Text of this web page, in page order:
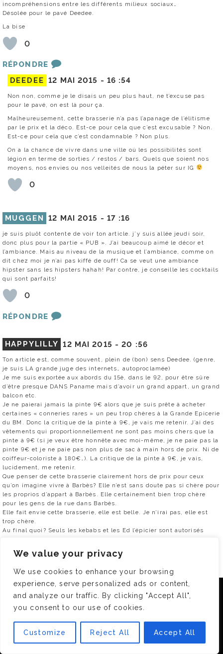
We value your privacy
We use cookies to enhance your browsing
experience, serve personalized ads or content,
and analyze our traffic. By clicking "Accept All",
you consent to our use of cookies.
Customize Reject All Accept All
incompréhensions entre les différents milieux sociaux…
Désolée pour le pavé Deedee.
La bise
0
RÉPONDRE
DEEDEE 12 MAI 2015 - 16 :54
Non non, comme je le disais un peu plus haut, ne t’excuse pas
pour le pavé, on est là pour ça.
Malheureusement, cette brasserie n’a pas l’apanage de l’élitisme
par le prix et la déco. Est-ce pour cela que c’est excusable ? Non.
Est-ce pour cela que c’est condamnable ? Non plus.
On a la chance de vivre dans une ville où les possibilités sont
légion en terme de sorties / restos / bars. Quels que soient nos
moyens, nos envies ou nos velleités de nous la péter sur IG
0
MUGGEN 12 MAI 2015 - 17 :16
je suis pluôt contente de voir ton article. j’y suis allée jeudi soir,
donc plus pour la partie « PUB ». J’ai beaucoup aimé le décor et
l’ambiance. Mais au niveau de la musique et l’ambiance, comme on
dit chez moi je n’ai pas kiffé de ouff! Ca se veut une ambiance
hipster sans les hipsters hahah! Par contre, je conseille les cocktails
qui sont parfaits!
0
RÉPONDRE
HAPPYLILLY 12 MAI 2015 -20 :56
Ton article est, comme souvent, plein de (bon) sens Deedee. (genre,
je suis LA grande juge des internets… autoproclamée)
Je me suis exportée aux abords du 15è, dans le 92, pour être sûre
d’être presque DANS Paname mais d’avoir un grand appart, un grand
balcon etc.
Je ne paierai jamais la pinte 9€ alors que je suis prête à acheter
certaines « conneries rares » un peu trop chères à la Grande Epicerie
du BM. Donc la critique de la pinte à 9€, je vais me retenir. J’ai des
vêtements qui proportionnellement ne sont pas moins chers que la
pinte à 9€ (si je veux être honnête avec moi-même, je ne paie pas la
pinte 9€ et je ne paie pas non plus de sac à main hors de prix. Ni de
coiffeur-coloriste à 180€…). La critique de la pinte à 9€, je vais,
lucidement, me retenir.
Que penser de cette brasserie clairement hors de prix pour ceux
qu’on imagine vivre à Barbès? Elle n’est sans doute pas si chère pour
les proprios d’appart à Barbès. Elle certainement bien trop chère
pour les gens de la rue dans Barbès.
Elle fait envie cette brasserie, elle est belle. Je n’irai pas, elle est
trop chère.
Au final quoi? Seuls les kebabs et les Ed l’épicier sont autorisés
donne des aigreurs. C’est excluant.
Et l’arrivée en force des gens « d’ailleurs » et leur carte bleue agace.
Rouen pour être agacée par les 4×4 des parisiens garés n’importe
comment dans les rues piétonnes d’une ville qu’ils appelaient le
« XXIè arrdt » (sans déconner!!!). Tu vois ce que j’essaie de dire?
s’intègrera au paysage ou pas.
On saura si cette brasserie est un plus pour le quartier si les clients
de la brasserie s’y arrêtent aussi acheter leur pain, leur journal etc.
(sinon, question pickpockets, il y a les Champs Elysées aussi. Et le
Nous utilisons des cookies pour vous garantir la meilleure
expérience sur notre site. Si vous continuez à utiliser ce
dernier, nous considérerons que vous acceptez l'utilisation des
cookies.
OK